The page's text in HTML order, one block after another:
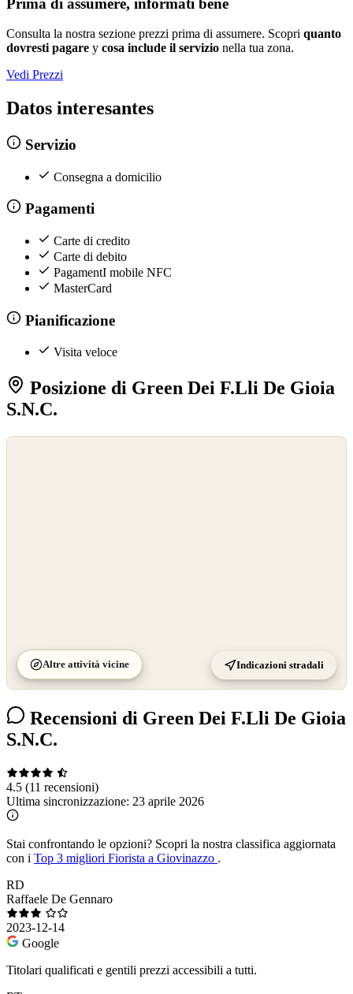
Prima di assumere, informati bene
Consulta la nostra sezione prezzi prima di assumere. Scopri quanto
dovresti pagare y cosa include il servizio nella tua zona.
Vedi Prezzi
Datos interesantes
Servizio
Consegna a domicilio
Pagamenti
Carte di credito
Carte di debito
PagamentI mobile NFC
MasterCard
Pianificazione
Visita veloce
Posizione di Green Dei F.Lli De Gioia
S.N.C.
Altre attività vicine Indicazioni stradali
Recensioni di Green Dei F.Lli De Gioia
S.N.C.
4.5 (11 recensioni)
Ultima sincronizzazione: 23 aprile 2026
Stai confrontando le opzioni? Scopri la nostra classifica aggiornata
con i Top 3 migliori Fiorista a Giovinazzo .
RD
Raffaele De Gennaro
2023-12-14
Google
Titolari qualificati e gentili prezzi accessibili a tutti.